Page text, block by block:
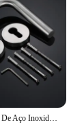
Maçaneta De Porta De Aço Inoxidável Universal, Quarto Split Lock Handle, Maçaneta Da Porta, Puxadores De Hardware Para Portas Interiores, 1 Conjunto